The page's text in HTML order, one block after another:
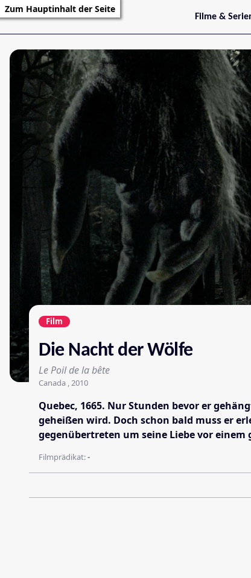
Zum Hauptinhalt der Seite
Filme &
Trailer
Filmarchiv
Serienarchiv
Film
Die Nacht der Wölfe
Le Poil de la bête
Canada , 2010
Quebec, 1665. Nur Stunden bevor er
geheißen wird. Doch schon bald muss er
gegenübertreten um seine Liebe vor
Filmprädikat:-